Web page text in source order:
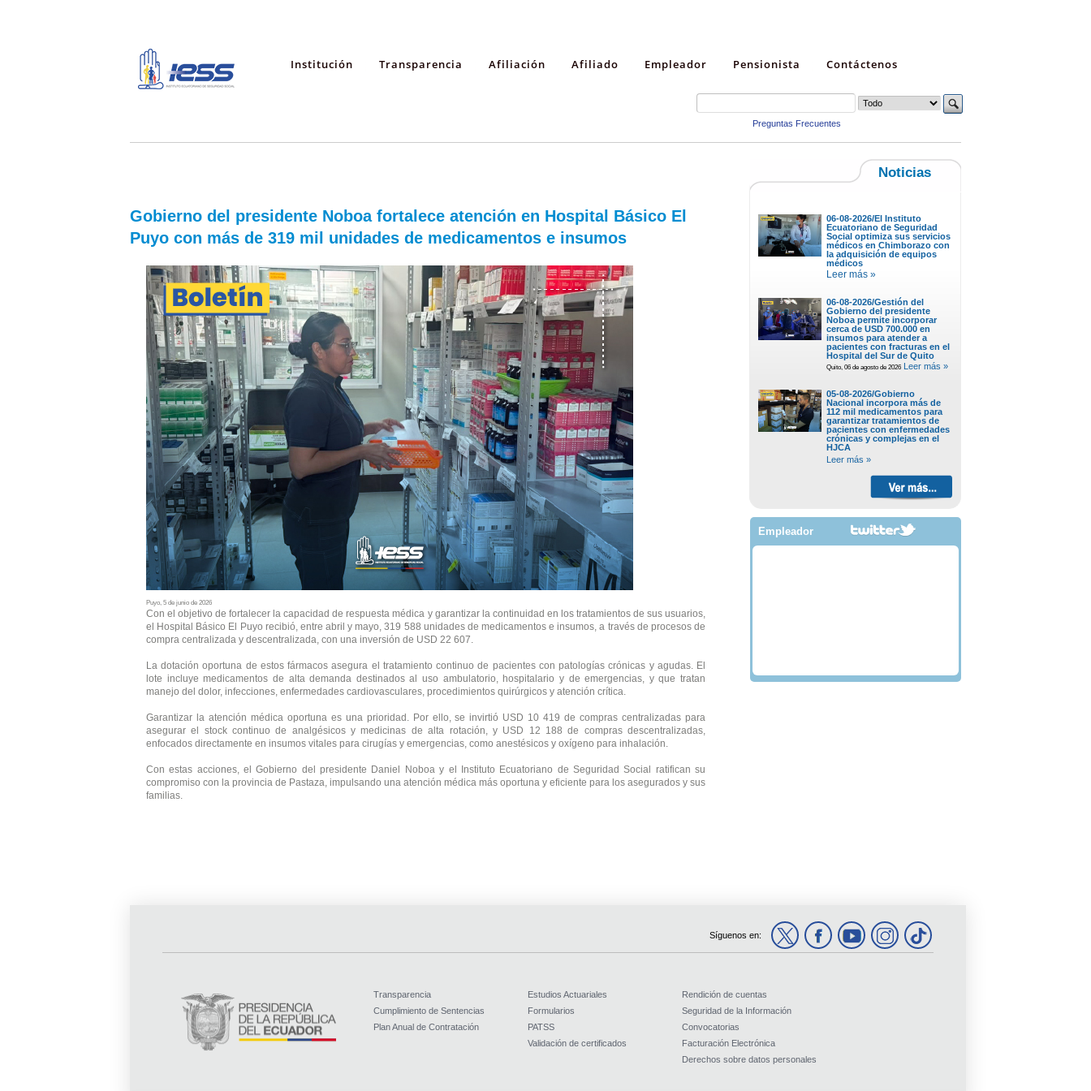
Institución Transparencia Afiliación Afiliado Empleador Pensionista Contáctenos
Preguntas Frecuentes
Gobierno del presidente Noboa fortalece atención en Hospital Básico El
Puyo con más de 319 mil unidades de medicamentos e insumos
Puyo, 5 de junio de 2026
Con el objetivo de fortalecer la capacidad de respuesta médica y garantizar la continuidad en los tratamientos de sus usuarios,
el Hospital Básico El Puyo recibió, entre abril y mayo, 319 588 unidades de medicamentos e insumos, a través de procesos de
compra centralizada y descentralizada, con una inversión de USD 22 607.
La dotación oportuna de estos fármacos asegura el tratamiento continuo de pacientes con patologías crónicas y agudas. El
lote incluye medicamentos de alta demanda destinados al uso ambulatorio, hospitalario y de emergencias, y que tratan
manejo del dolor, infecciones, enfermedades cardiovasculares, procedimientos quirúrgicos y atención crítica.
Garantizar la atención médica oportuna es una prioridad. Por ello, se invirtió USD 10 419 de compras centralizadas para
asegurar el stock continuo de analgésicos y medicinas de alta rotación, y USD 12 188 de compras descentralizadas,
enfocados directamente en insumos vitales para cirugías y emergencias, como anestésicos y oxígeno para inhalación.
Con estas acciones, el Gobierno del presidente Daniel Noboa y el Instituto Ecuatoriano de Seguridad Social ratifican su
compromiso con la provincia de Pastaza, impulsando una atención médica más oportuna y eficiente para los asegurados y sus
familias.
Noticias
06-08-2026/El Instituto
Ecuatoriano de Seguridad
Social optimiza sus servicios
médicos en Chimborazo con
la adquisición de equipos
médicos
Leer más »
06-08-2026/Gestión del
Gobierno del presidente
Noboa permite incorporar
cerca de USD 700.000 en
insumos para atender a
pacientes con fracturas en el
Hospital del Sur de Quito
Quito, 06 de agosto de 2026 Leer más »
05-08-2026/Gobierno
Nacional incorpora más de
112 mil medicamentos para
garantizar tratamientos de
pacientes con enfermedades
crónicas y complejas en el
HJCA
Leer más »
Empleador
Síguenos en:
Transparencia
Cumplimiento de Sentencias
Plan Anual de Contratación
Estudios Actuariales
Formularios
PATSS
Validación de certificados
Rendición de cuentas
Seguridad de la Información
Convocatorias
Facturación Electrónica
Derechos sobre datos personales